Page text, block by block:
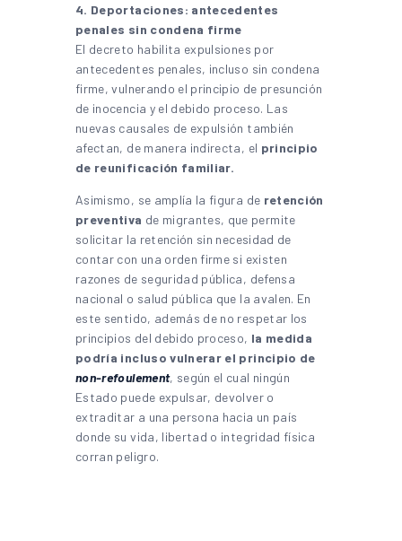
4. Deportaciones: antecedentes
penales sin condena firme
El decreto habilita expulsiones por
antecedentes penales, incluso sin condena
firme, vulnerando el principio de presunción
de inocencia y el debido proceso. Las
nuevas causales de expulsión también
afectan, de manera indirecta, el principio
de reunificación familiar.
Asimismo, se amplía la figura de retención
preventiva de migrantes, que permite
solicitar la retención sin necesidad de
contar con una orden firme si existen
razones de seguridad pública, defensa
nacional o salud pública que la avalen. En
este sentido, además de no respetar los
principios del debido proceso, la medida
podría incluso vulnerar el principio de
non-refoulement, según el cual ningún
Estado puede expulsar, devolver o
extraditar a una persona hacia un país
donde su vida, libertad o integridad física
corran peligro.